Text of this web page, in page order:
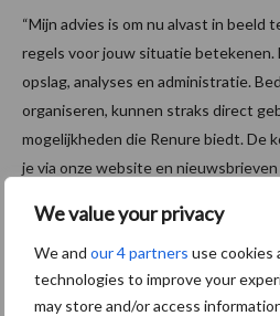
We value your privacy
We and our 4 partners use cookies
technologies to improve your
may store and/or access
“Mijn advies is om nu alvast in beeld
regels voor jouw situatie betekenen.
opslag, analyses en administratie.
organiseren, kunnen straks direct
mogelijkheden die Renure biedt. De
je via onze website en
opslagvraagstukken en
Heb je vragen over de nieuwe
dit betekent voor jouw bedrijf?